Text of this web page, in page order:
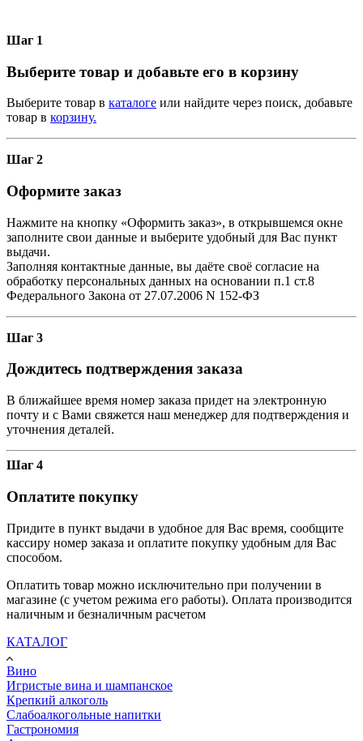
Шаг 1
Выберите товар и добавьте его в корзину
Выберите товар в каталоге или найдите через поиск, добавьте
товар в корзину.
Шаг 2
Оформите заказ
Нажмите на кнопку «Оформить заказ», в открывшемся окне
заполните свои данные и выберите удобный для Вас пункт
выдачи.
Заполняя контактные данные, вы даёте своё согласие на
обработку персональных данных на основании п.1 ст.8
Федерального Закона от 27.07.2006 N 152-ФЗ
Шаг 3
Дождитесь подтверждения заказа
В ближайшее время номер заказа придет на электронную
почту и с Вами свяжется наш менеджер для подтверждения и
уточнения деталей.
Шаг 4
Оплатите покупку
Придите в пункт выдачи в удобное для Вас время, сообщите
кассиру номер заказа и оплатите покупку удобным для Вас
способом.
Оплатить товар можно исключительно при получении в
магазине (с учетом режима его работы). Оплата производится
наличным и безналичным расчетом
КАТАЛОГ
Вино
Игристые вина и шампанское
Крепкий алкоголь
Слабоалкогольные напитки
Гастрономия